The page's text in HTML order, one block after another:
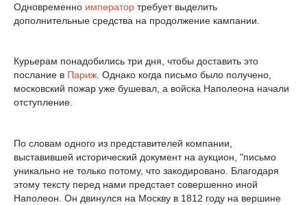
Одновременно император требует выделить
дополнительные средства на продолжение кампании.
Курьерам понадобились три дня, чтобы доставить это
послание в Париж. Однако когда письмо было получено,
московский пожар уже бушевал, а войска Наполеона начали
отступление.
По словам одного из представителей компании,
выставившей исторический документ на аукцион, "письмо
уникально не только потому, что закодировано. Благодаря
этому тексту перед нами предстает совершенно иной
Наполеон. Он двинулся на Москву в 1812 году на вершине